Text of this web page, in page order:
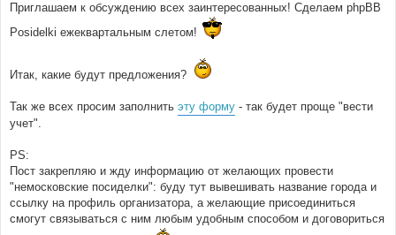
Приглашаем к обсуждению всех заинтересованных! Сделаем phpBB
Posidelki ежеквартальным слетом!
Итак, какие будут предложения?
Так же всех просим заполнить эту форму - так будет проще "вести
учет".
PS:
Пост закрепляю и жду информацию от желающих провести
"немосковские посиделки": буду тут вывешивать название города и
ссылку на профиль организатора, а желающие присоединиться
смогут связываться с ним любым удобным способом и договориться